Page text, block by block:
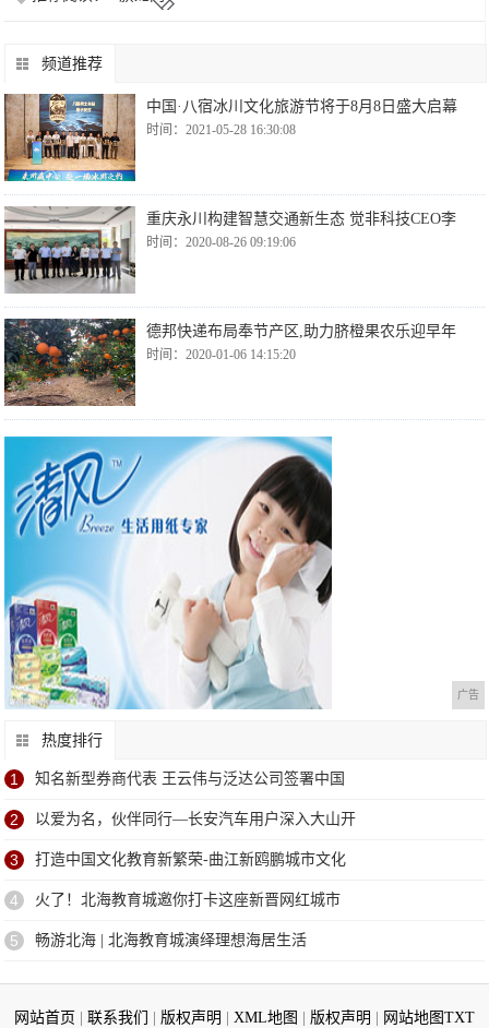
频道推荐
中国·八宿冰川文化旅游节将于8月8日盛大启幕
时间：2021-05-28 16:30:08
重庆永川构建智慧交通新生态 觉非科技CEO李
时间：2020-08-26 09:19:06
德邦快递布局奉节产区,助力脐橙果农乐迎早年
时间：2020-01-06 14:15:20
广告
热度排行
1 知名新型券商代表 王云伟与泛达公司签署中国
2 以爱为名，伙伴同行—长安汽车用户深入大山开
3 打造中国文化教育新繁荣-曲江新鸥鹏城市文化
4 火了！北海教育城邀你打卡这座新晋网红城市
5 畅游北海 | 北海教育城演绎理想海居生活
网站首页 联系我们 版权声明 XML地图 版权声明 网站地图TXT